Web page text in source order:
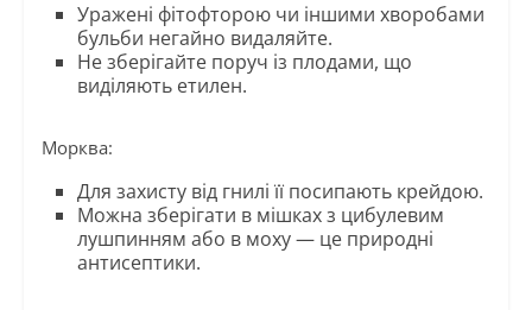
Уражені фітофторою чи іншими хворобами
бульби негайно видаляйте.
Не зберігайте поруч із плодами, що
виділяють етилен.
Морква:
Для захисту від гнилі її посипають крейдою.
Можна зберігати в мішках з цибулевим
лушпинням або в моху — це природні
антисептики.